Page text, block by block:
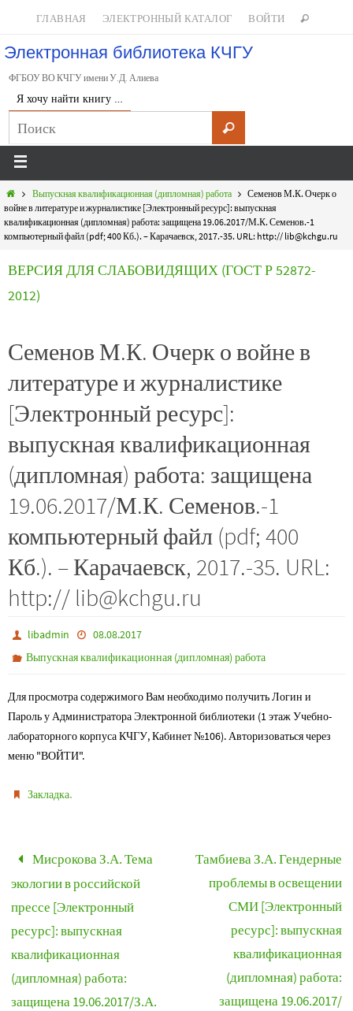
ГЛАВНАЯ ЭЛЕКТРОННЫЙ КАТАЛОГ ВОЙТИ
Электронная библиотека КЧГУ
ФГБОУ ВО КЧГУ имени У.Д. Алиева
Я хочу найти книгу …
Выпускная квалификационная (дипломная) работа
Семенов М.К. Очерк о
войне в литературе и журналистике [Электронный ресурс]: выпускная
квалификационная (дипломная) работа: защищена 19.06.2017/М.К. Семенов.-1
компьютерный файл (pdf; 400 Кб.). – Карачаевск, 2017.-35. URL: http:// lib@kchgu.ru
ВЕРСИЯ ДЛЯ СЛАБОВИДЯЩИХ (ГОСТ Р 52872-
2012)
Семенов М.К. Очерк о войне в
литературе и журналистике
[Электронный ресурс]:
выпускная квалификационная
(дипломная) работа: защищена
19.06.2017/М.К. Семенов.-1
компьютерный файл (pdf; 400
Кб.). – Карачаевск, 2017.-35. URL:
http:// lib@kchgu.ru
libadmin
08.08.2017
Выпускная квалификационная (дипломная) работа
Для просмотра содержимого Вам необходимо получить Логин и
Пароль у Администратора Электронной библиотеки (1 этаж Учебно-
лабораторного корпуса КЧГУ, Кабинет №106). Авторизоваться через
меню "ВОЙТИ".
Закладка.
Мисрокова З.А. Тема
экологии в российской
прессе [Электронный
ресурс]: выпускная
квалификационная
(дипломная) работа:
защищена 19.06.2017/З.А.
Тамбиева З.А. Гендерные
проблемы в освещении
СМИ [Электронный
ресурс]: выпускная
квалификационная
(дипломная) работа:
защищена 19.06.2017/